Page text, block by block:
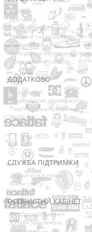
Про нас
Доставка
Оплата та Доставка
Условия соглашения
Співробітництво
Володарям авторських прав
Повернення товарів
ДОДАТКОВО
Виробники
Подарункові сертифікати
Партнерська програма
Акції
СЛУЖБА ПІДТРИМКИ
Зв’язатися з нами
Мапа сайту
ОСОБИСТИЙ КАБІНЕТ
Особистий Кабінет
Історія замовлень